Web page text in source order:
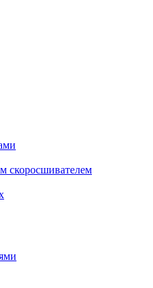
скоросшивателем